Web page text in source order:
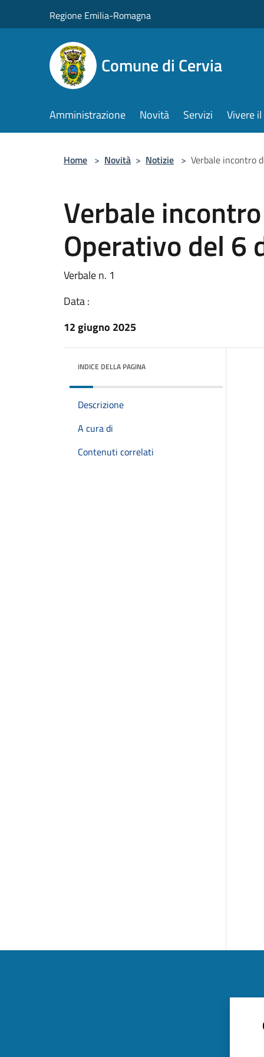
Regione Emilia-Romagna
Comune di Cervia
Amministrazione Novità Servizi Vivere
Home > Novità > Notizie > Verbale incontro
Verbale
Operativo del 6
Verbale n. 1
Data :
12 giugno 2025
INDICE DELLA PAGINA
Descrizione
A cura di
Contenuti correlati